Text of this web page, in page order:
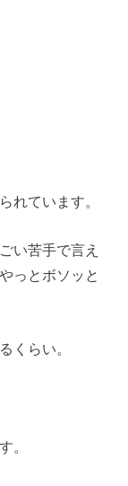
れています。
い苦手で言え
っとボソッと
くらい。
。